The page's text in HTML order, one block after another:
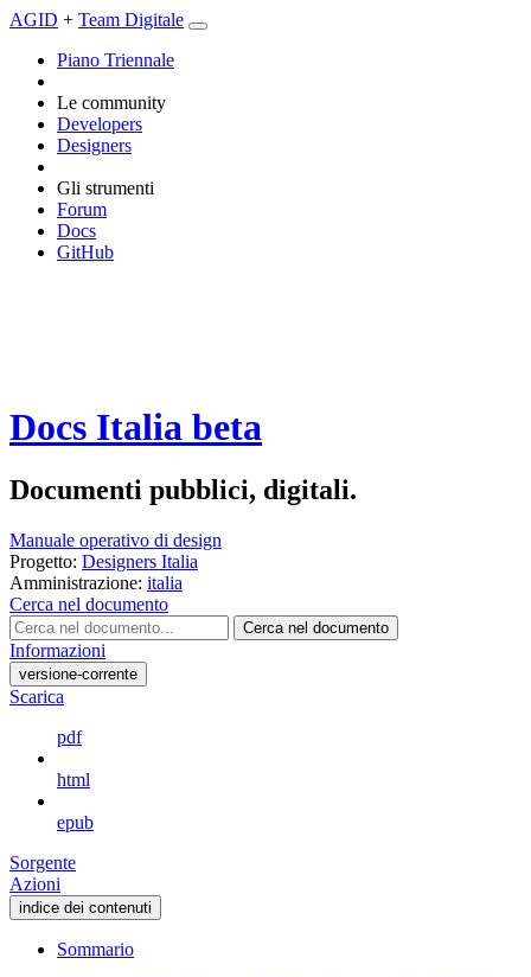
AGID + Team Digitale
Piano Triennale
Le community
Developers
Designers
Gli strumenti
Forum
Docs
GitHub
Docs Italia beta
Documenti pubblici, digitali.
Manuale operativo di design
Progetto: Designers Italia
Amministrazione: italia
Cerca nel documento
Cerca nel documento
Informazioni
versione-corrente
Scarica
pdf
html
epub
Sorgente
Azioni
indice dei contenuti
Sommario